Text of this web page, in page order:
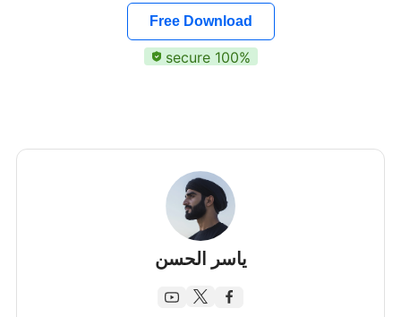
Free Download
100% secure
ياسر الحسن